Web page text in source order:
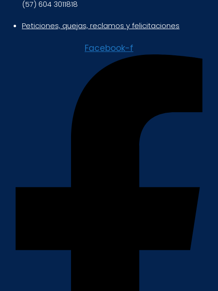
(57) 604 3011818
Peticiones, quejas, reclamos y felicitaciones
Facebook-f